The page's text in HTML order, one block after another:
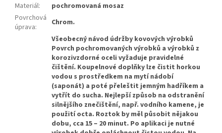
Materiál:
pochromovaná mosaz
Povrchová
úprava:
Chrom.
Všeobecný návod údržby kovových výrobků
Povrch pochromovaných výrobků a výrobků z
korozivzdorné oceli vyžaduje pravidelné
čištění. Koupelnové doplňky lze čistit horkou
vodou s prostředkem na mytí nádobí
(saponát) a poté přeleštit jemným hadříkem a
vytřít do sucha. Nejlepší způsob na odstranění
silnějšího znečištění, např. vodního kamene, je
použití octa. Roztok by měl působit nějakou
dobu, cca 15 – 20 minut. Po aplikaci je nutné